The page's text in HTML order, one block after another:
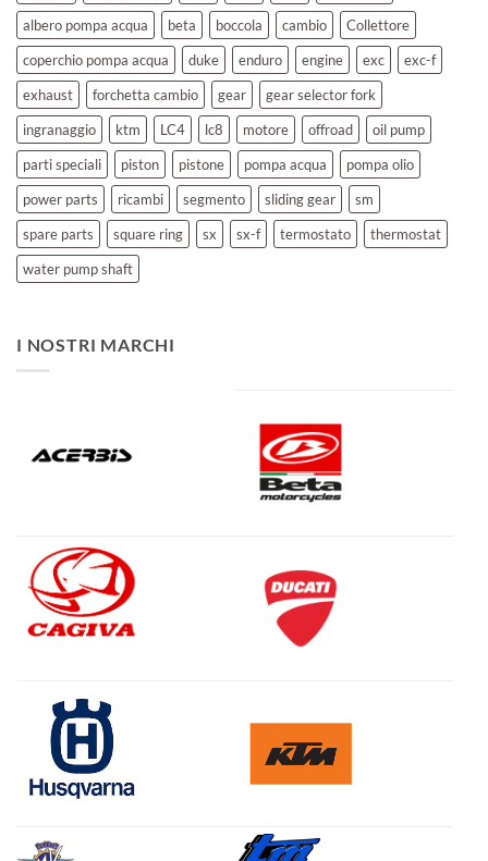
albero pompa acqua
beta boccola cambio
Collettore
coperchio pompa acqua
duke enduro engine exc
exc-f
exhaust
forchetta cambio gear
gear selector fork
ingranaggio
ktm LC4 lc8 motore offroad
oil pump
parti speciali
piston pistone pompa acqua
pompa olio
power parts
ricambi segmento sliding gear
sm
spare parts
square ring sx sx-f termostato
thermostat
water pump shaft
I NOSTRI MARCHI